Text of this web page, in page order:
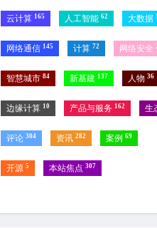
云计算 165 人工智能 62 大数据
网络通信 145 计算 72 网络安全
智慧城市 84 新基建 137 人物 36
边缘计算 10 产品与服务 162 生
评论 304 资讯 282 案例 69
开源 5 本站焦点 307